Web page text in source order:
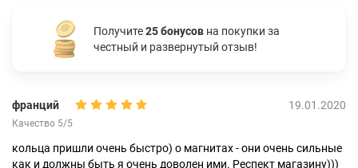
Получите25 бонусов на покупки за
честный и развернутый отзыв!
франций 19.01.2020
Качество 5/5
кольца пришли очень быстро) о магнитах - они очень сильные
как и должны быть я очень доволен ими. Респект магазину)))